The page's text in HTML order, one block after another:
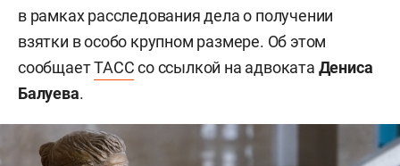
в рамках расследования дела о получении
взятки в особо крупном размере. Об этом
сообщаетТАССсо ссылкой на адвоката Дениса
Балуева.